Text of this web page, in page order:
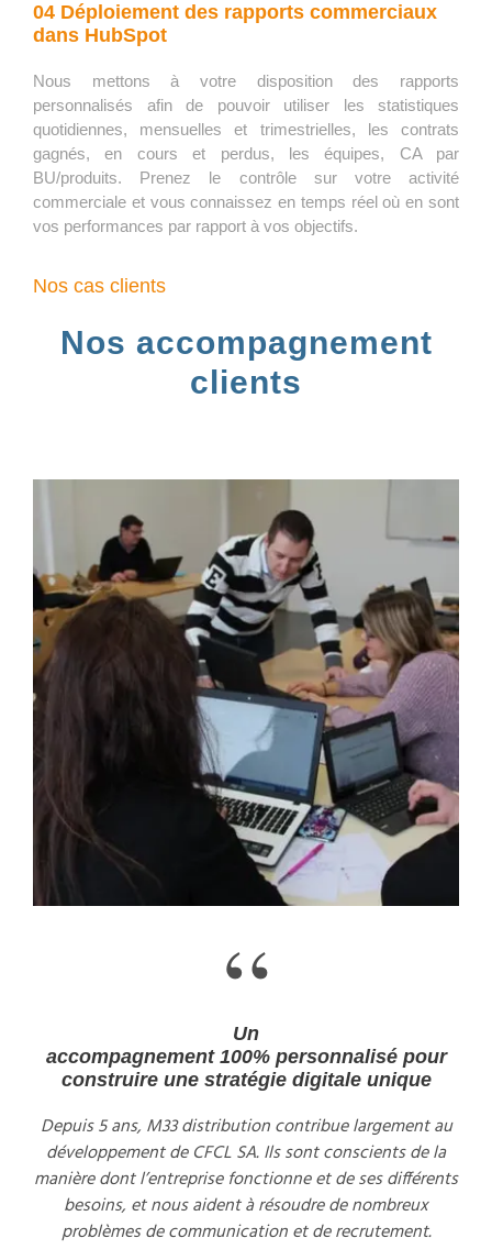
04 Déploiement des rapports commerciaux
dans HubSpot
Nous mettons à votre disposition des rapports
personnalisés afin de pouvoir utiliser les statistiques
quotidiennes, mensuelles et trimestrielles, les contrats
gagnés, en cours et perdus, les équipes, CA par
BU/produits. Prenez le contrôle sur votre activité
commerciale et vous connaissez en temps réel où en sont
vos performances par rapport à vos objectifs.
Nos cas clients
Nos accompagnement
clients
“
Un
accompagnement100% personnalisépour
construire une stratégie digitale unique
Depuis 5 ans, M33 distribution contribue largement au
développement de CFCL SA. Ils sont conscients de la
manière dont l’entreprise fonctionne et de ses différents
besoins, et nous aident à résoudre de nombreux
problèmes de communication et de recrutement.